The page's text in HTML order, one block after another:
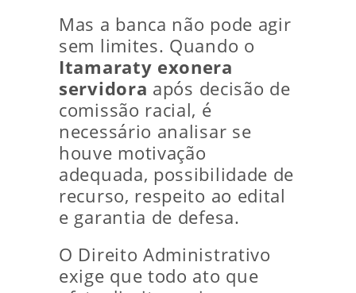
Mas a banca não pode agir
sem limites. Quando o
Itamaraty exonera
servidora após decisão de
comissão racial, é
necessário analisar se
houve motivação
adequada, possibilidade de
recurso, respeito ao edital
e garantia de defesa.
O Direito Administrativo
exige que todo ato que